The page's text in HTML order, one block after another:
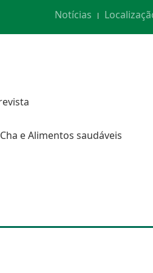
Notícias
Cha e Alimentos saudáveis